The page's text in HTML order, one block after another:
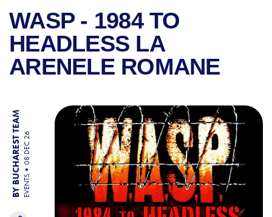
WASP - 1984 TO
HEADLESS LA
ARENELE ROMANE
BY BUCHAREST TEAM EVENTS
08 DEC 26